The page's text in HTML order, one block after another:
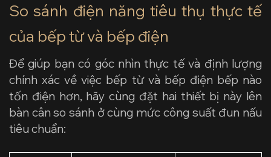
So sánh điện năng tiêu thụ thực tế
của bếp từ và bếp điện
Để giúp bạn có góc nhìn thực tế và định lượng
chính xác về việc bếp từ và bếp điện bếp nào
tốn điện hơn, hãy cùng đặt hai thiết bị này lên
bàn cân so sánh ở cùng mức công suất đun nấu
tiêu chuẩn: